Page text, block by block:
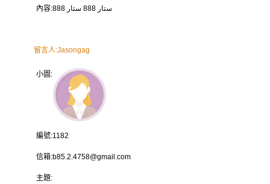
內容: ستار 888 ستار 888
留言人:Jasongag
小圖:
編號:1182
信箱:b85.2.4758@gmail.com
主題: